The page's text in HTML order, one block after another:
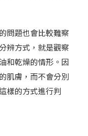
問題也會比較難察
辨方式，就是觀察
和乾燥的情形。因
肌膚，而不會分別
樣的方式進行判